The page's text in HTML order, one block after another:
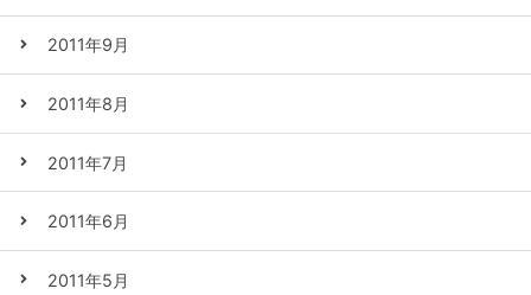
2011年9月
2011年8月
2011年7月
2011年6月
2011年5月